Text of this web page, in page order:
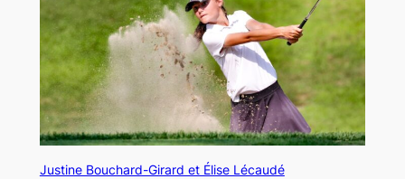
Justine Bouchard-Girard et Élise Lécaudé